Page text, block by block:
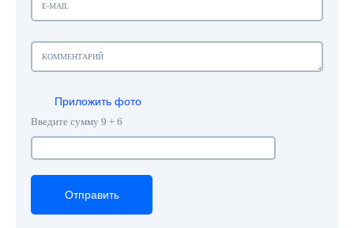
Приложить фото
Введите сумму 9 + 6
Отправить
Отправить
Отправить